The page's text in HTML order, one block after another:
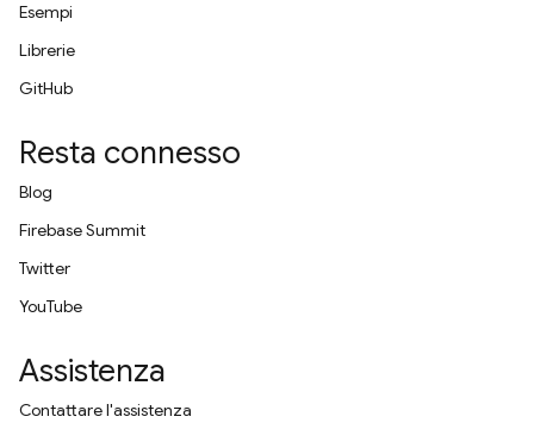
Esempi
Librerie
GitHub
Resta connesso
Blog
Firebase Summit
Twitter
YouTube
Assistenza
Contattare l'assistenza